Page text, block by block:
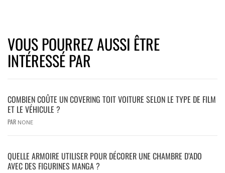
VOUS POURREZ AUSSI ÊTRE
INTÉRESSÉ PAR
COMBIEN COÛTE UN COVERING TOIT VOITURE SELON LE TYPE DE FILM
ET LE VÉHICULE ?
PAR NONE
QUELLE ARMOIRE UTILISER POUR DÉCORER UNE CHAMBRE D’ADO
AVEC DES FIGURINES MANGA ?